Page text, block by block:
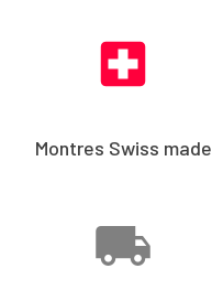
Montres Swiss made